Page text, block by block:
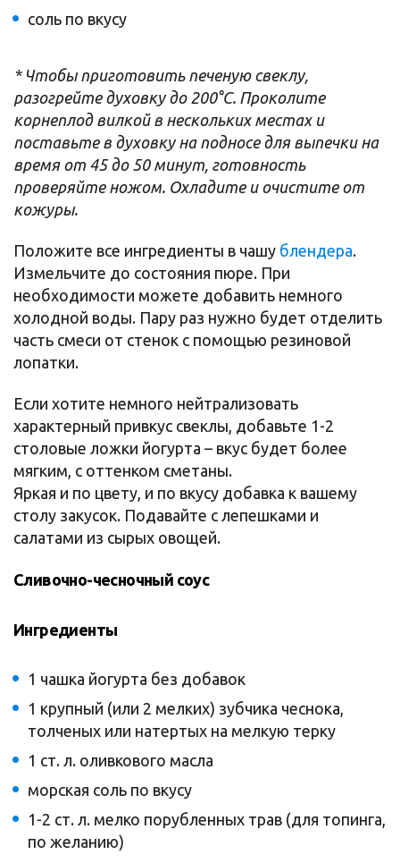
соль по вкусу
* Чтобы приготовить печеную свеклу,
разогрейте духовку до 200°C. Проколите
корнеплод вилкой в нескольких местах и
поставьте в духовку на подносе для выпечки на
время от 45 до 50 минут, готовность
проверяйте ножом. Охладите и очистите от
кожуры.
Положите все ингредиенты в чашу блендера.
Измельчите до состояния пюре. При
необходимости можете добавить немного
холодной воды. Пару раз нужно будет отделить
часть смеси от стенок с помощью резиновой
лопатки.
Если хотите немного нейтрализовать
характерный привкус свеклы, добавьте 1-2
столовые ложки йогурта – вкус будет более
мягким, с оттенком сметаны.
Яркая и по цвету, и по вкусу добавка к вашему
столу закусок. Подавайте с лепешками и
салатами из сырых овощей.
Сливочно-чесночный соус
Ингредиенты
1 чашка йогурта без добавок
1 крупный (или 2 мелких) зубчика чеснока,
толченых или натертых на мелкую терку
1 ст. л. оливкового масла
морская соль по вкусу
1-2 ст. л. мелко порубленных трав (для топинга,
по желанию)